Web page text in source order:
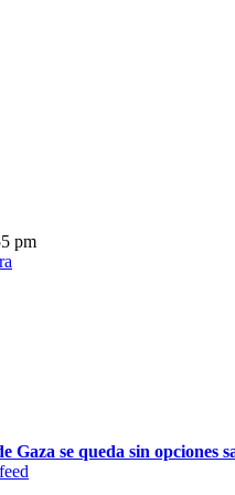
pm
Gaza se queda sin opciones